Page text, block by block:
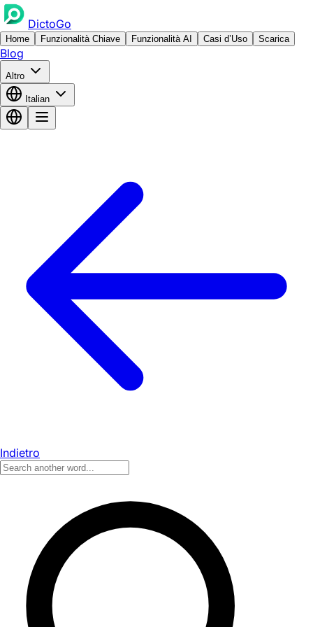
DictoGo
Home Funzionalità Chiave Funzionalità AI Casi d’Uso Scarica
Blog
Altro
Italian
Indietro